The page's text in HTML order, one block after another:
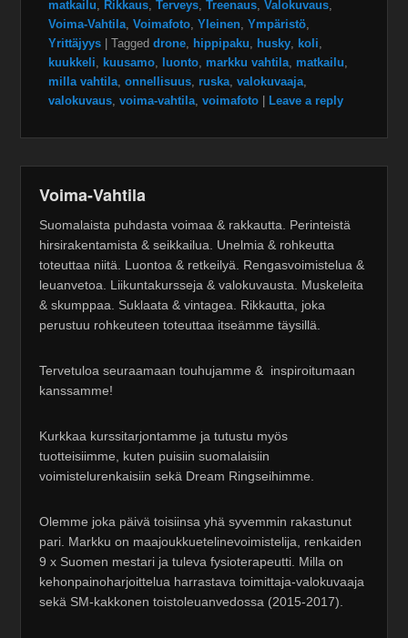
matkailu Rikkaus ,Terveys ,Treenaus ,Valokuvaus
Voima-Vahtila ,Voimafoto ,Yleinen ,Ympäristö
Yrittäjyys
|Tagged drone hippipaku husky koli
kuukkeli
kuusamo luonto markku vahtila matkailu
milla vahtila ,onnellisuus ruska ,valokuvaaja
valokuvaus ,voima-vahtila ,voimafoto Leave a reply
Voima-Vahtila
Suomalaista puhdasta voimaa & rakkautta. Perinteistä
hirsirakentamista & seikkailua. Unelmia & rohkeutta
toteuttaa niitä. Luontoa & retkeilyä. Rengasvoimistelua &
leuanvetoa. Liikuntakursseja & valokuvausta. Muskeleita
& skumppaa. Suklaata & vintagea. Rikkautta, joka
perustuu rohkeuteen toteuttaa itseämme täysillä.
Tervetuloa seuraamaan touhujamme & inspiroitumaan
kanssamme!
Kurkkaa kurssitarjontamme ja tutustu myös
tuotteisiimme, kuten puisiin suomalaisiin
voimistelurenkaisiin sekä Dream Ringseihimme.
Olemme joka päivä toisiinsa yhä syvemmin rakastunut
pari. Markku on maajoukkuetelinevoimistelija, renkaiden
9 x Suomen mestari ja tuleva fysioterapeutti. Milla on
kehonpainoharjoittelua harrastava toimittaja-valokuvaaja
sekä SM-kakkonen toistoleuanvedossa (2015-2017).